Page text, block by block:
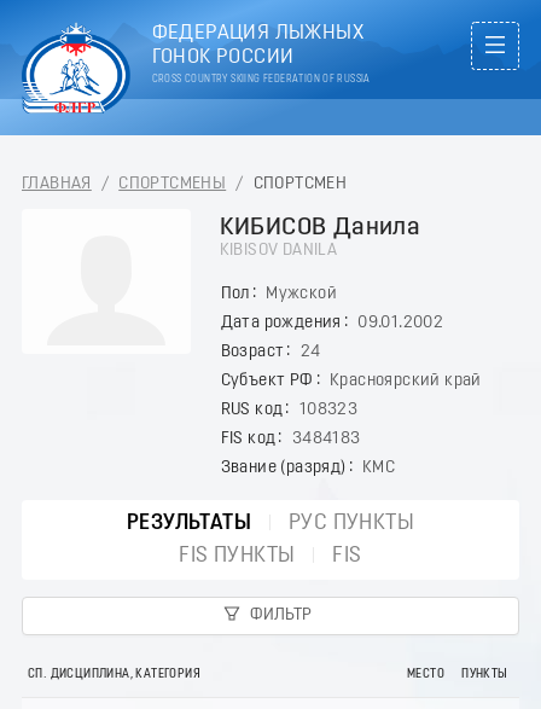
ФЕДЕРАЦИЯ ЛЫЖНЫХ
ГОНОК РОССИИ
CROSS COUNTRY SKIING FEDERATION OF RUSSIA
ГЛАВНАЯ / СПОРТСМЕНЫ / СПОРТСМЕН
КИБИСОВ Данила
KIBISOV DANILA
Пол
Мужской
Дата рождения
09.01.2002
Возраст
24
Субъект РФ
Красноярский край
RUS код
108323
FIS код
3484183
Звание (разряд)
КМС
РЕЗУЛЬТАТЫ
РУС ПУНКТЫ
FIS ПУНКТЫ
FIS
ФИЛЬТР
СП. ДИСЦИПЛИНА, КАТЕГОРИЯ МЕСТО ПУНКТЫ